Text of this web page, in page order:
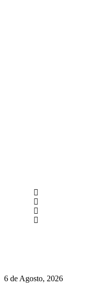
6 de Agosto, 2026